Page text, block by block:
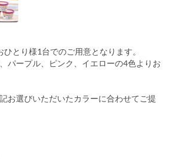
ひとり様1台でのご用意となります。
パープル、ピンク、イエローの4色よりお
お選びいただいたカラーに合わせてご提